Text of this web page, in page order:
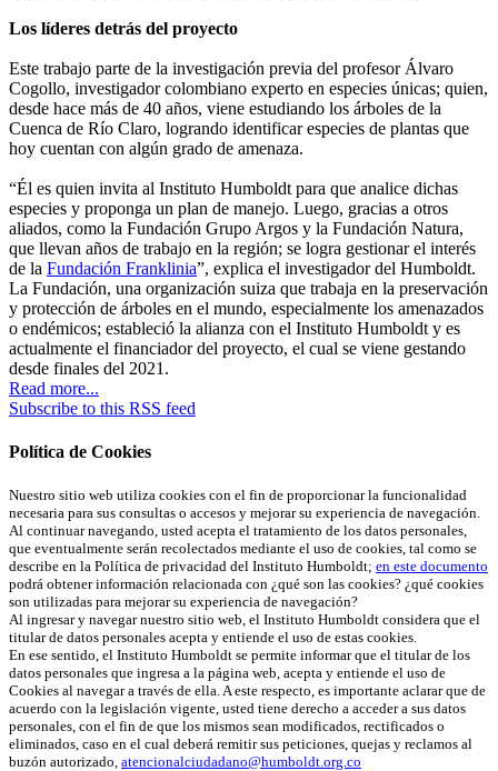
Los líderes detrás del proyecto
Este trabajo parte de la investigación previa del profesor Álvaro
Cogollo, investigador colombiano experto en especies únicas; quien,
desde hace más de 40 años, viene estudiando los árboles de la
Cuenca de Río Claro, logrando identificar especies de plantas que
hoy cuentan con algún grado de amenaza.
“Él es quien invita al Instituto Humboldt para que analice dichas
especies y proponga un plan de manejo. Luego, gracias a otros
aliados, como la Fundación Grupo Argos y la Fundación Natura,
que llevan años de trabajo en la región; se logra gestionar el interés
de la Fundación Franklinia”, explica el investigador del Humboldt.
La Fundación, una organización suiza que trabaja en la preservación
y protección de árboles en el mundo, especialmente los amenazados
o endémicos; estableció la alianza con el Instituto Humboldt y es
actualmente el financiador del proyecto, el cual se viene gestando
desde finales del 2021.
Read more...
Subscribe to this RSS feed
Política de Cookies
Nuestro sitio web utiliza cookies con el fin de proporcionar la funcionalidad
necesaria para sus consultas o accesos y mejorar su experiencia de navegación.
Al continuar navegando, usted acepta el tratamiento de los datos personales,
que eventualmente serán recolectados mediante el uso de cookies, tal como se
describe en la Política de privacidad del Instituto Humboldt; en este documento
podrá obtener información relacionada con ¿qué son las cookies? ¿qué cookies
son utilizadas para mejorar su experiencia de navegación?
Al ingresar y navegar nuestro sitio web, el Instituto Humboldt considera que el
titular de datos personales acepta y entiende el uso de estas cookies.
En ese sentido, el Instituto Humboldt se permite informar que el titular de los
datos personales que ingresa a la página web, acepta y entiende el uso de
Cookies al navegar a través de ella. A este respecto, es importante aclarar que de
acuerdo con la legislación vigente, usted tiene derecho a acceder a sus datos
personales, con el fin de que los mismos sean modificados, rectificados o
eliminados, caso en el cual deberá remitir sus peticiones, quejas y reclamos al
buzón autorizado, atencionalciudadano@humboldt.org.co